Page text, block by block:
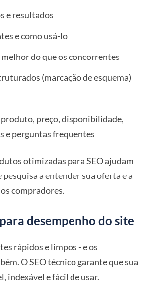
e resultados
e como usá-lo
melhor do que os concorrentes
(marcação de esquema)
preço, disponibilidade,
e perguntas frequentes
otimizadas para SEO ajudam
pesquisa a entender sua oferta e a
compradores.
desempenho do site
rápidos e limpos - e os
O SEO técnico garante que sua
indexável e fácil de usar.